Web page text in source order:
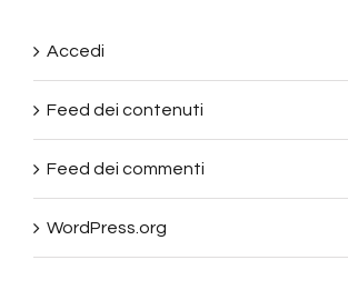
Accedi
Feed dei contenuti
Feed dei commenti
WordPress.org